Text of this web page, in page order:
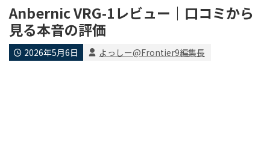
Anbernic VRG-1レビュー｜口コミから
見る本音の評価
2026年5月6日 よっしー@Frontier9編集長